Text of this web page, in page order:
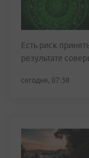
Есть риск
результате
сегодня, 07:38